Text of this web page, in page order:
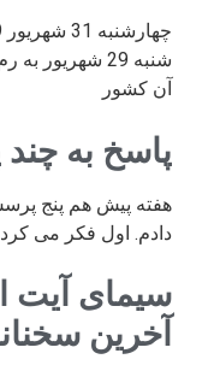
شنبه 29
آن کشور
پاسخ به
هفته پیش هم پنج
دادم. اول فکر می
سیمای آیت
آخرین